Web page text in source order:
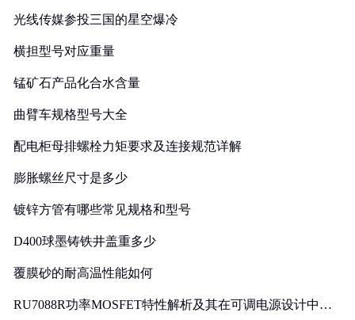
光线传媒参投三国的星空爆冷
横担型号对应重量
锰矿石产品化合水含量
曲臂车规格型号大全
配电柜母排螺栓力矩要求及连接规范详解
膨胀螺丝尺寸是多少
镀锌方管有哪些常见规格和型号
D400球墨铸铁井盖重多少
覆膜砂的耐高温性能如何
RU7088R功率MOSFET特性解析及其在可调电源设计中的